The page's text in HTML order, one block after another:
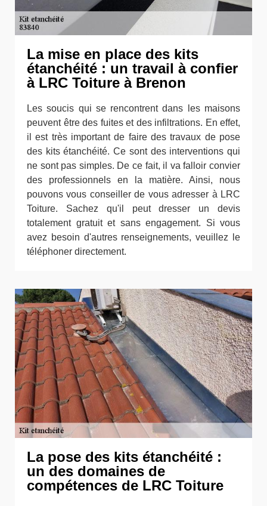
La mise en place des kits
étanchéité : un travail à confier
à LRC Toiture à Brenon
Les soucis qui se rencontrent dans les maisons
peuvent être des fuites et des infiltrations. En effet,
il est très important de faire des travaux de pose
des kits étanchéité. Ce sont des interventions qui
ne sont pas simples. De ce fait, il va falloir convier
des professionnels en la matière. Ainsi, nous
pouvons vous conseiller de vous adresser à LRC
Toiture. Sachez qu'il peut dresser un devis
totalement gratuit et sans engagement. Si vous
avez besoin d'autres renseignements, veuillez le
téléphoner directement.
La pose des kits étanchéité :
un des domaines de
compétences de LRC Toiture